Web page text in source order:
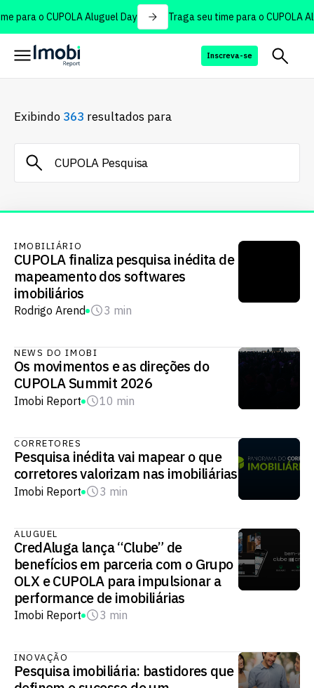
para o CUPOLA Aluguel Day Traga seu time para o CUPOLA
Inscreva-se
Exibindo 363 resultados para
IMOBILIÁRIO
CUPOLA finaliza pesquisa inédita de
mapeamento dos softwares
imobiliários
Rodrigo Arend 3 min
NEWS DO IMOBI
Os movimentos e as direções do
CUPOLA Summit 2026
Imobi Report 10 min
CORRETORES
Pesquisa inédita vai mapear o que
corretores valorizam nas imobiliárias
Imobi Report 3 min
ALUGUEL
CredAluga lança “Clube” de
benefícios em parceria com o Grupo
OLX e CUPOLA para impulsionar a
performance de imobiliárias
Imobi Report 3 min
INOVAÇÃO
Pesquisa imobiliária: bastidores que